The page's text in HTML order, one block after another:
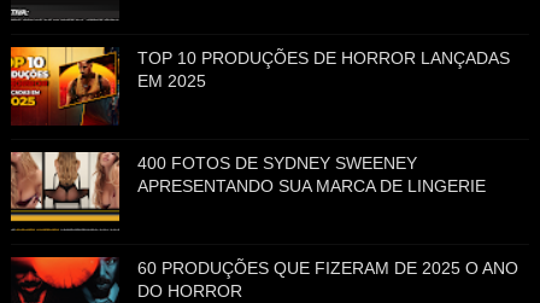
TOP 10 PRODUÇÕES DE HORROR LANÇADAS
EM 2025
400 FOTOS DE SYDNEY SWEENEY
APRESENTANDO SUA MARCA DE LINGERIE
60 PRODUÇÕES QUE FIZERAM DE 2025 O ANO
DO HORROR